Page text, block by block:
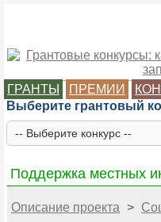
ГРАНТЫ ПРЕМИИ
Выберите грантовый
Поддержка местных
Описание проекта >